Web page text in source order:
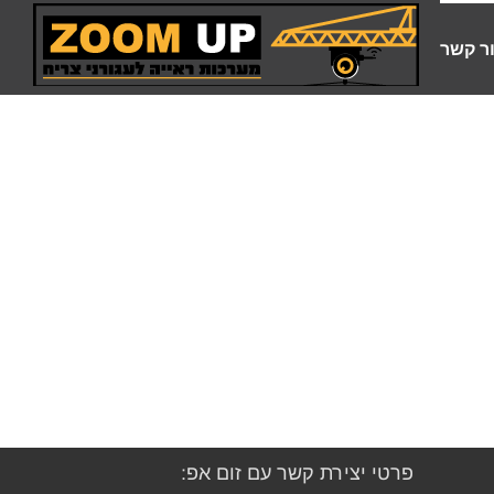
קשר
פרטי יצירת קשר עם זום אפ: